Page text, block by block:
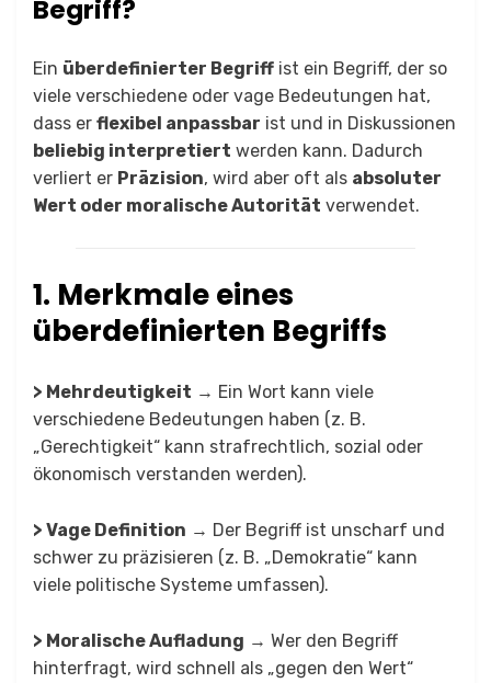
Begriff?
Ein überdefinierter Begriff ist ein Begriff, der so
viele verschiedene oder vage Bedeutungen hat,
dass er flexibel anpassbar ist und in Diskussionen
beliebig interpretiert werden kann. Dadurch
verliert er Präzision, wird aber oft als absoluter
Wert oder moralische Autorität verwendet.
1. Merkmale eines
überdefinierten Begriffs
> Mehrdeutigkeit → Ein Wort kann viele
verschiedene Bedeutungen haben (z. B.
„Gerechtigkeit“ kann strafrechtlich, sozial oder
ökonomisch verstanden werden).
> Vage Definition → Der Begriff ist unscharf und
schwer zu präzisieren (z. B. „Demokratie“ kann
viele politische Systeme umfassen).
> Moralische Aufladung → Wer den Begriff
hinterfragt, wird schnell als „gegen den Wert“